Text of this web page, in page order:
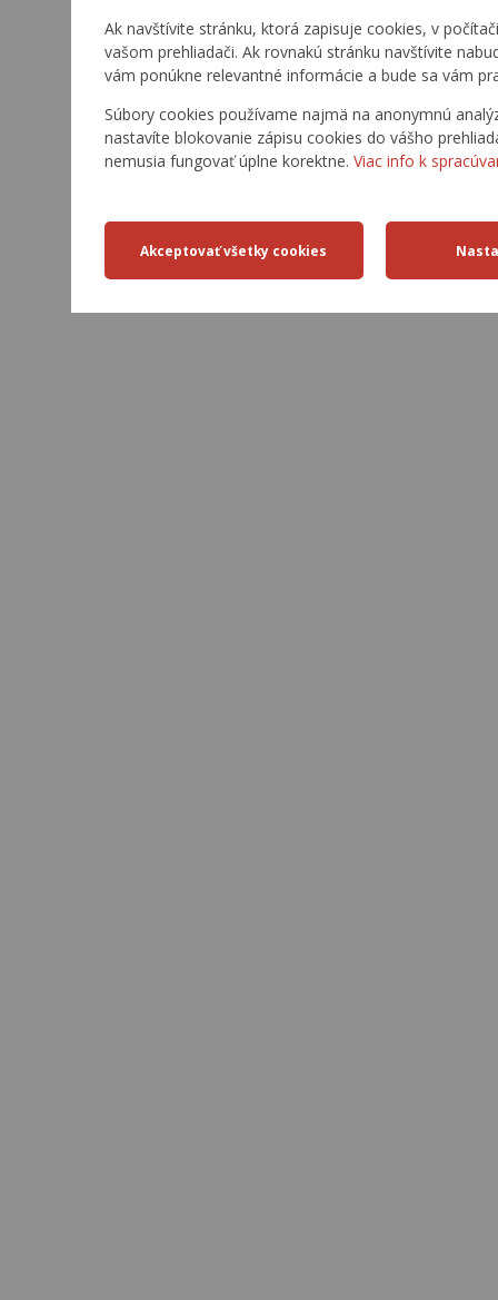
Ak navštívite stránku, ktorá zapisuje cookies, v
vašom prehliadači. Ak rovnakú stránku navštívite
vám ponúkne relevantné informácie a bude sa vám
Súbory cookies používame najmä na anonymnú
nastavíte blokovanie zápisu cookies do vášho
nemusia fungovať úplne korektne. Viac info k